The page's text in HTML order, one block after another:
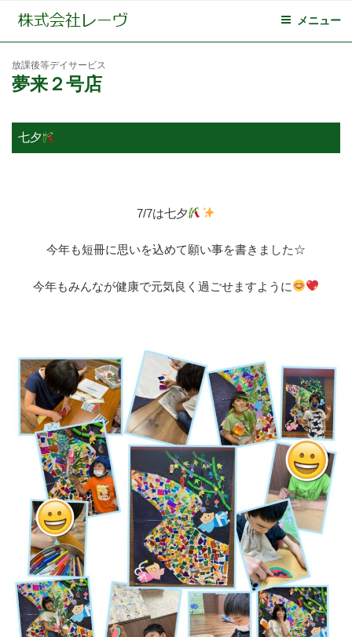
メニュー
放課後等デイサービス
夢来２号店
七夕
7/7は七夕
今年も短冊に思いを込めて願い事を書きました☆
今年もみんなが健康で元気良く過ごせますように